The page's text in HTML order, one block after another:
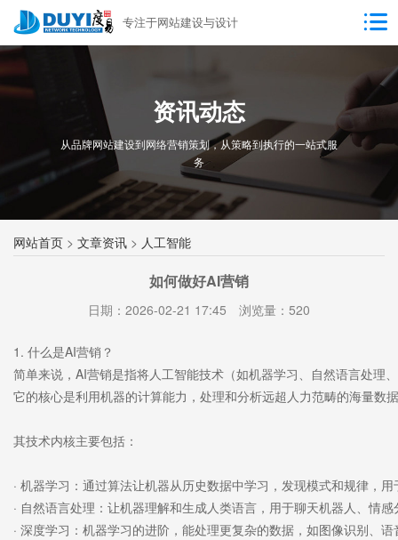
专注于网站建设与设计
资讯动态
从品牌网站建设到网络营销策划，从策略到执行的一站式服
务
网站首页 > 文章资讯 > 人工智能
如何做好AI营销
日期：2026-02-21 17:45 浏览量：520
1. 什么是AI营销？
简单来说，AI营销是指将人工智能技术（如机器学习、自然语言处理
它的核心是利用机器的计算能力，处理和分析远超人力范畴的海量
其技术内核主要包括：
· 机器学习：通过算法让机器从历史数据中学习，发现模式和规律，
· 自然语言处理：让机器理解和生成人类语言，用于聊天机器人、情
· 深度学习：机器学习的进阶，能处理更复杂的数据，如图像识别、